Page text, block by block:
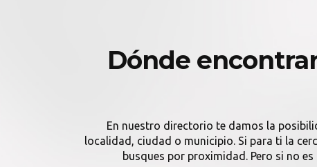
Dónde
En nuestro directorio te damos la
localidad, ciudad o municipio. Si para ti la
busques por proximidad. Pero si no